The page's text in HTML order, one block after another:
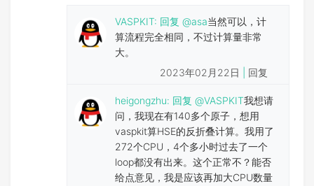
VASPKIT: 回复 @asa当然可以，计
算流程完全相同，不过计算量非常
大。
2023年02月22日
回复
heigongzhu: 回复 @VASPKIT我想请
问，我现在有140多个原子，想用
vaspkit算HSE的反折叠计算。我用了
272个CPU，4个多小时过去了一个
loop都没有出来。这个正常不？能否
给点意见，我是应该再加大CPU数量